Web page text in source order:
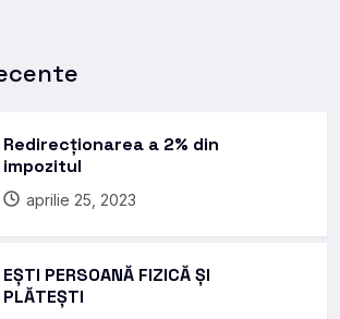
Redirecționarea a 2% din
impozitul
aprilie 25, 2023
EȘTI PERSOANĂ FIZICĂ ȘI
PLĂTEȘTI